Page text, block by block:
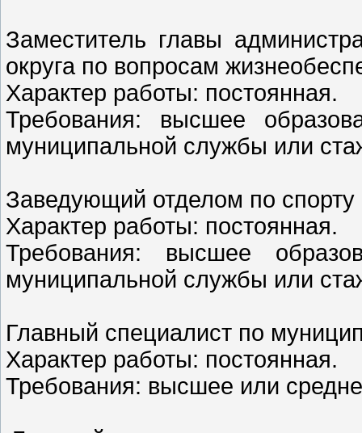
Заместитель главы
округа по вопросам
Характер работы: постоянная.
Требования: высшее
муниципальной службы или
Заведующий отделом по
Характер работы: постоянная.
Требования: высшее
муниципальной службы или
Главный специалист по
Характер работы: постоянная.
Требования: высшее или